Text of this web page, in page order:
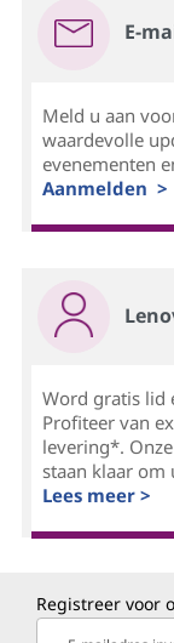
E-
Meld u aan
waardevolle
evenementen
Aanmelden >
Word gratis lid
Profiteer van
levering*.
staan klaar om
Lees meer >
Registreer voor